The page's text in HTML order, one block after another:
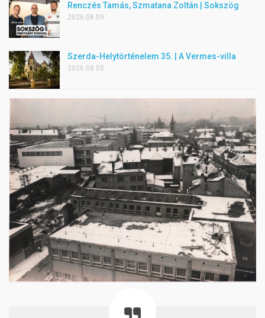
Renczés Tamás, Szmatana Zoltán | Sokszög
2026.08.09.
Szerda-Helytörténelem 35. | A Vermes-villa
2026.08.05.